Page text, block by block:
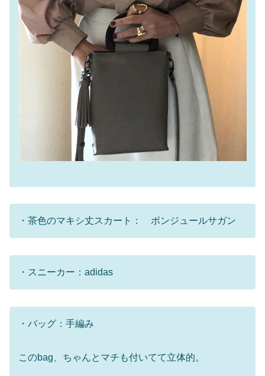
・茶色のマキシ丈スカート： ボンジュールサガン
・スニーカー：adidas
・バッグ：手編み
このbag、ちゃんとマチも付いてて立体的。